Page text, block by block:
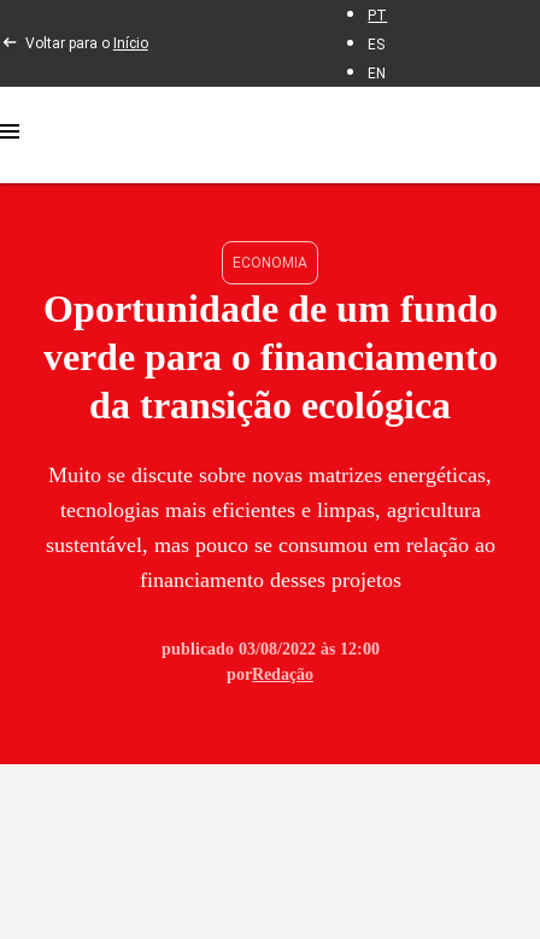
Voltar para o Início
PT
ES
EN
ECONOMIA
Oportunidade de um fundo
verde para o financiamento
da transição ecológica
Muito se discute sobre novas matrizes energéticas,
tecnologias mais eficientes e limpas, agricultura
sustentável, mas pouco se consumou em relação ao
financiamento desses projetos
publicado 03/08/2022 às 12:00
porRedação